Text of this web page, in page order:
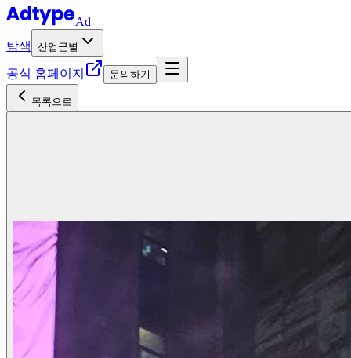
Ad
탐색
산업군별
공식 홈페이지 문의하기
목록으로